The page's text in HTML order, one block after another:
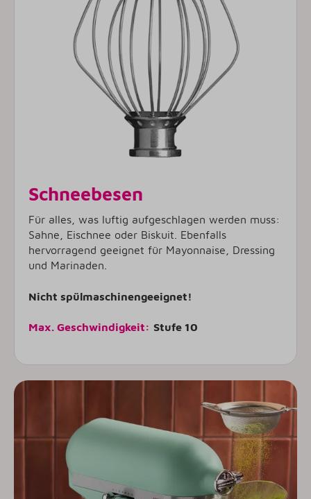
Schneebesen
Für alles, was luftig aufgeschlagen werden muss:
Sahne, Eischnee oder Biskuit. Ebenfalls
hervorragend geeignet für Mayonnaise, Dressing
und Marinaden.
Nicht spülmaschinengeeignet!
Max. Geschwindigkeit: Stufe 10